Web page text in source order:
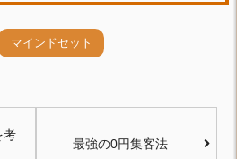
マインドセット
考
最強の0円集客法